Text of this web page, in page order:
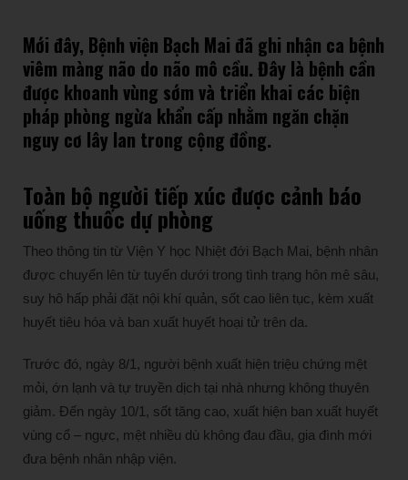
Mới đây, Bệnh viện Bạch Mai đã ghi nhận ca bệnh
viêm màng não do não mô cầu. Đây là bệnh cần
được khoanh vùng sớm và triển khai các biện
pháp phòng ngừa khẩn cấp nhằm ngăn chặn
nguy cơ lây lan trong cộng đồng.
Toàn bộ người tiếp xúc được cảnh báo
uống thuốc dự phòng
Theo thông tin từ Viện Y học Nhiệt đới Bạch Mai, bệnh nhân
được chuyển lên từ tuyến dưới trong tình trạng hôn mê sâu,
suy hô hấp phải đặt nội khí quản, sốt cao liên tục, kèm xuất
huyết tiêu hóa và ban xuất huyết hoại tử trên da.
Trước đó, ngày 8/1, người bệnh xuất hiện triệu chứng mệt
mỏi, ớn lạnh và tự truyền dịch tại nhà nhưng không thuyên
giảm. Đến ngày 10/1, sốt tăng cao, xuất hiện ban xuất huyết
vùng cổ – ngực, mệt nhiều dù không đau đầu, gia đình mới
đưa bệnh nhân nhập viện.